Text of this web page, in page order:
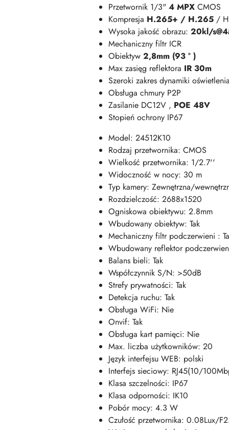
Przetwornik 1/3" 4 MPX CMOS
Kompresja H.265+ / H.265 /
Wysoka jakość obrazu: 20kl/
Mechaniczny filtr ICR
Obiektyw 2,8mm (93 ° )
Max zasięg reflektora IR 30m
Szeroki zakres dynamiki oświetlenia
Obsługa chmury P2P
Zasilanie DC12V , POE 48V
Stopień ochrony IP67
Model: 24512K10
Rodzaj przetwornika: CMOS
Wielkość przetwornika: 1/2.7''
Widoczność w nocy: 30 m
Typ kamery: Zewnętrzna/
Rozdzielczość: 2688x1520
Ogniskowa obiektywu: 2.8mm
Wbudowany obiektyw: Tak
Mechaniczny filtr podczerwieni :
Wbudowany reflektor
Balans bieli: Tak
Współczynnik S/N: >50dB
Strefy prywatności: Tak
Detekcja ruchu: Tak
Obsługa WiFi: Nie
Onvif: Tak
Obsługa kart pamięci: Nie
Max. liczba użytkowników: 20
Język interfejsu WEB: polski
Interfejs sieciowy: RJ45(10/
Klasa szczelności: IP67
Klasa odporności: IK10
Pobór mocy: 4.3 W
Czułość przetwornika: 0.08Lux/